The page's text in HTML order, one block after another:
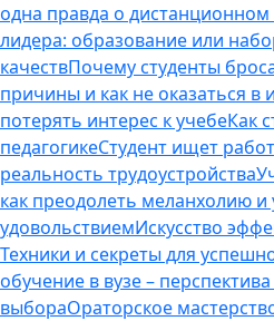
одна правда о
лидера: образование или
качествПочему студенты
причины и как не оказаться в
потерять интерес к учебеКак
педагогикеСтудент ищет
реальность трудоустройства
как преодолеть меланхолию и
удовольствиемИскусство
Техники и секреты для
обучение в вузе –
выбораОраторское